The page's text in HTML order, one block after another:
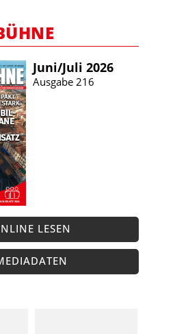
Juni/​Juli 2026
Ausgabe 216
LESEN